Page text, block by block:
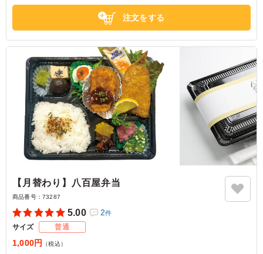
兵庫県神戸市東灘区森南町2026/05/28
注文をする
【月替わり】八百屋弁当
商品番号： 73287
5.00 2件
サイズ 普通
1,000円 （税込）